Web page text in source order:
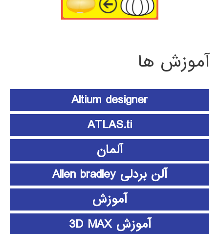
آموزش ها
Altium designer
ATLAS.ti
آلمان
آلن بردلی Allen bradley
آموزش
آموزش 3D MAX